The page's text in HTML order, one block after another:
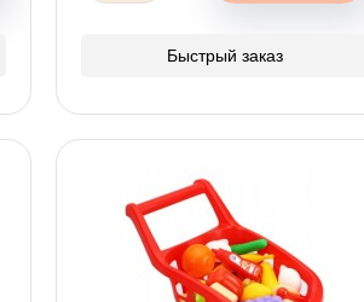
Быстрый заказ